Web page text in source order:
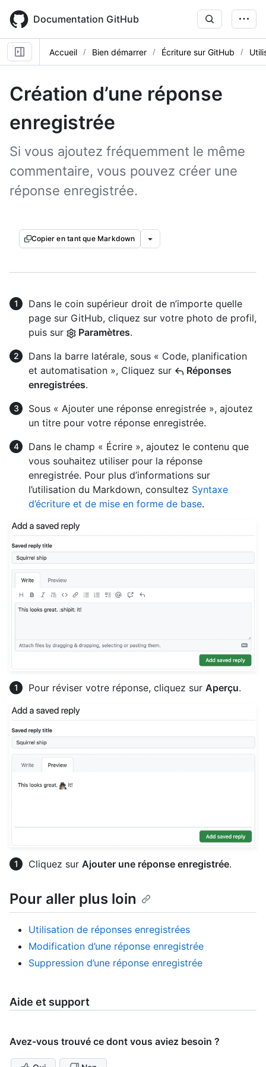
main
content
Documentation GitHub
Accueil Bien démarrer Écriture sur GitHub
Création d’une réponse
enregistrée
Si vous ajoutez fréquemment le même
commentaire, vous pouvez créer une
réponse enregistrée.
Copier en tant que Markdown
Dans le coin supérieur droit de n’importe quelle
page sur GitHub, cliquez sur votre photo de profil,
puis sur
Paramètres.
Dans la barre latérale, sous « Code, planification
et automatisation », Cliquez sur
Réponses
enregistrées.
Sous « Ajouter une réponse enregistrée », ajoutez
un titre pour votre réponse enregistrée.
Dans le champ « Écrire », ajoutez le contenu que
vous souhaitez utiliser pour la réponse
enregistrée. Pour plus d’informations sur
l’utilisation du Markdown, consultez Syntaxe
d’écriture et de mise en forme de base.
Pour réviser votre réponse, cliquez sur Aperçu.
Cliquez sur Ajouter une réponse enregistrée.
Pour aller plus loin
Utilisation de réponses enregistrées
Modification d’une réponse enregistrée
Suppression d’une réponse enregistrée
Aide et support
Avez-vous trouvé ce dont vous aviez besoin ?